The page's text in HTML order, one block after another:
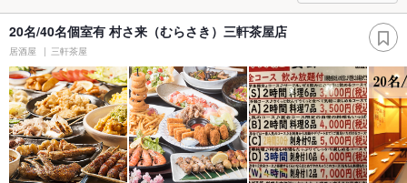
20名/40名個室有 村さ来（むらさき）三軒茶屋店
居酒屋 三軒茶屋